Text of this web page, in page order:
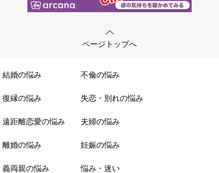
ページトップへ
結婚の悩み 不倫の悩み
復縁の悩み 失恋・別れの悩み
遠距離恋愛の悩み 夫婦の悩み
離婚の悩み 妊娠の悩み
義両親の悩み 悩み・迷い